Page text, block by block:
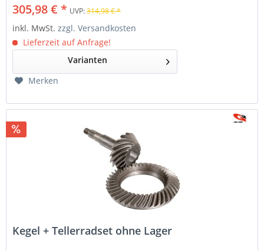
305,98 € * UVP:314,98 € *
inkl. MwSt.zzgl. Versandkosten
Lieferzeit auf Anfrage!
Varianten
Merken
Kegel + Tellerradset ohne Lager